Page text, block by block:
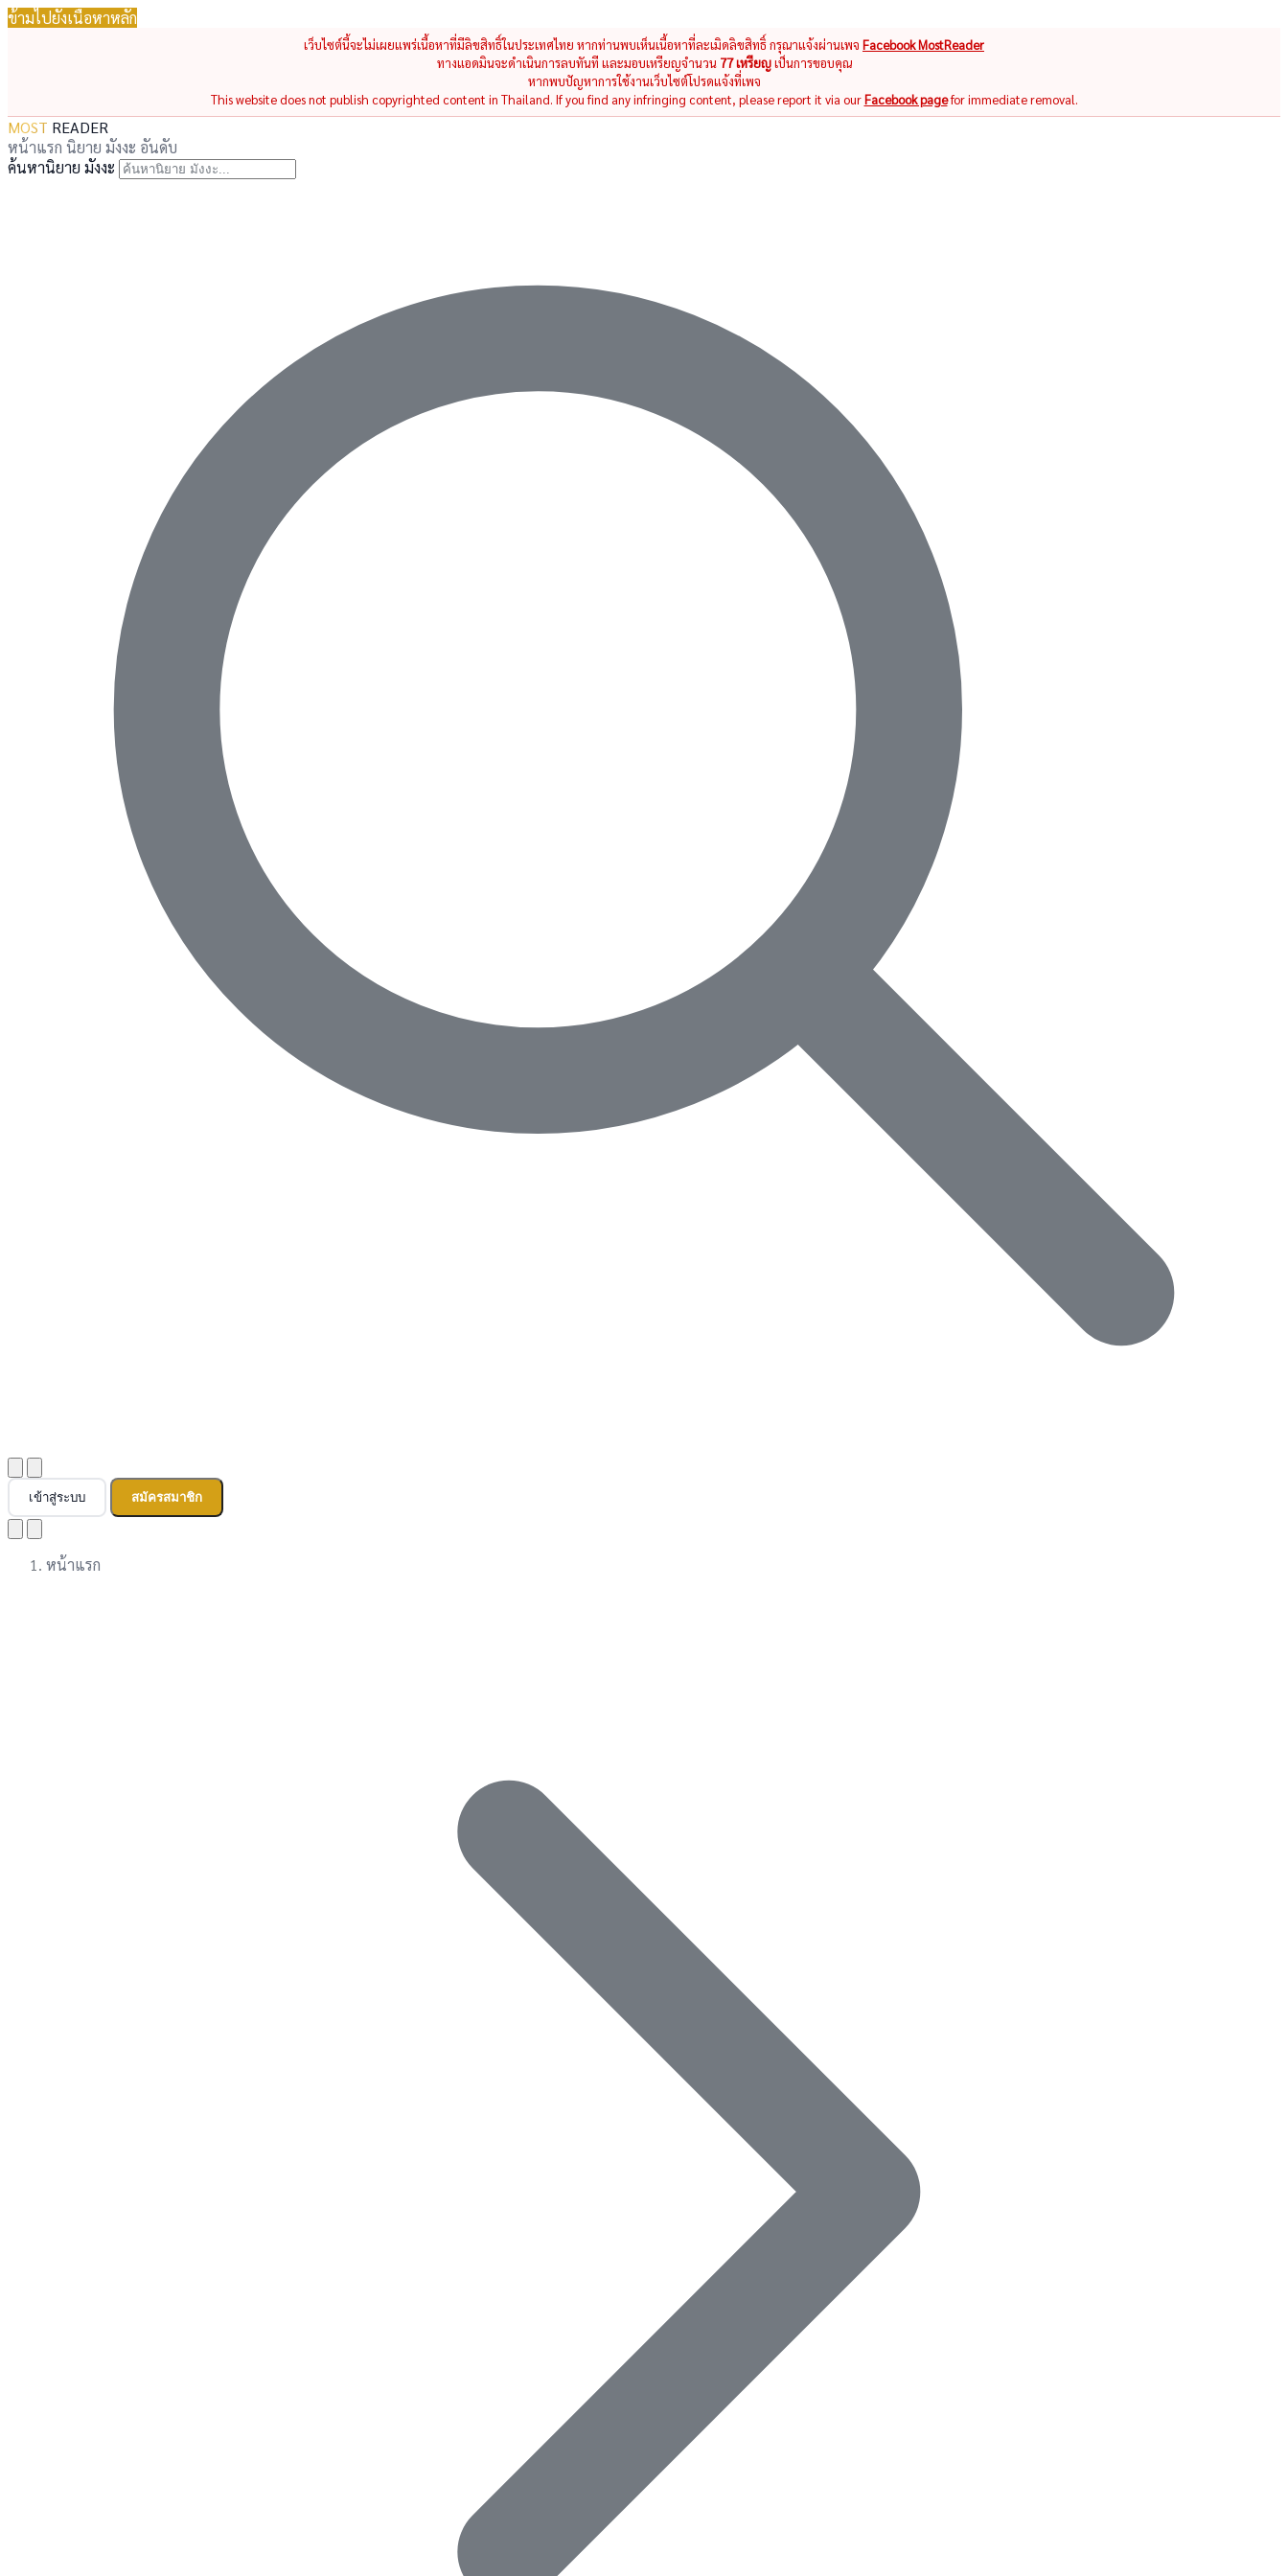
ข้ามไปยังเนื้อหาหลัก
เว็บไซต์นี้จะไม่เผยแพร่เนื้อหาที่มีลิขสิทธิ์ในประเทศไทย หากท่านพบเห็นเนื้อหาที่ละเมิดลิขสิทธิ์ กรุณาแจ้งผ่านเพจ Facebook MostReader
ทางแอดมินจะดำเนินการลบทันที และมอบเหรียญจำนวน 77 เหรียญเป็นการขอบคุณ
หากพบปัญหาการใช้งานเว็บไซต์โปรดแจ้งที่เพจ
This website does not publish copyrighted content in Thailand. If you find any infringing content, please report it via ourFacebook pagefor immediate removal.
MOST READER
หน้าแรก นิยาย มังงะ อันดับ
ค้นหานิยาย มังงะ
เข้าสู่ระบบ สมัครสมาชิก
หน้าแรก